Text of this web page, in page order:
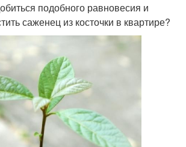
подобного равновесия и
саженец из косточки в квартире?